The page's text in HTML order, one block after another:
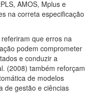
AMOS, Mplus e
na correta especificação
que erros na
podem comprometer
e conduzir a
(2008) também reforçam
de modelos
de gestão e ciências